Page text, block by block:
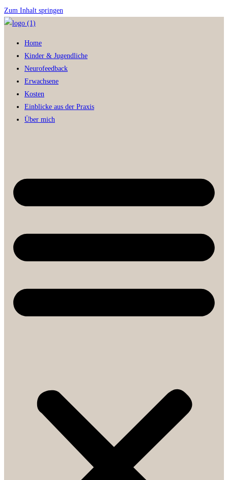
Zum Inhalt springen
Home
Kinder & Jugendliche
Neurofeedback
Erwachsene
Kosten
Einblicke aus der Praxis
Über mich